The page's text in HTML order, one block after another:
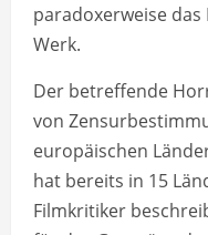
paradoxerweise
Werk.
Der betreffende
von
europäischen
hat bereits in 15
Filmkritiker